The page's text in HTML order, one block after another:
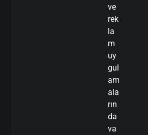
ve
rek
la
m
uy
gul
am
ala
rın
da
va